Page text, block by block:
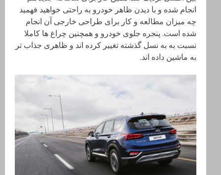
انجام شده و با دیدن ظاهر خودرو به راحتی خواهید فهمید
چه میزان مطالعه و کار برای طراحی خارجی آن انجام
شده است. پنجره جلوی خودرو و همچنین چراغ ها کاملا
نسبت به به نسل گذشته تغییر کرده اند و ظاهری جذاب تر
به ماشین داده اند.